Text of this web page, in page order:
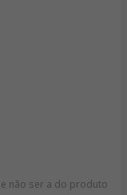
não ser a do produto